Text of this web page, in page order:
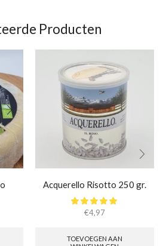
Producten
Acquerello Risotto 250 gr.
€4,97
TOEVOEGEN AAN